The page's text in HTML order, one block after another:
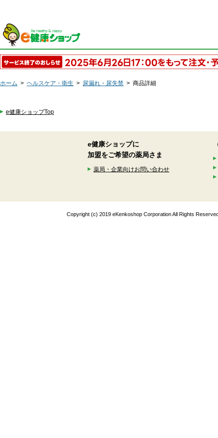
ホーム > ヘルスケア・衛生 > 尿漏れ・尿失禁 > 商品詳細
e健康ショップTop
e健康ショップに
加盟をご希望の薬局さま
薬局・企業向けお問い合わせ
Copyright (c) 2019 eKenkoshop Corporation All Rights